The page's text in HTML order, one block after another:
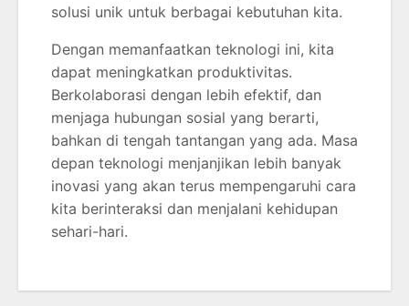
solusi unik untuk berbagai kebutuhan kita.
Dengan memanfaatkan teknologi ini, kita
dapat meningkatkan produktivitas.
Berkolaborasi dengan lebih efektif, dan
menjaga hubungan sosial yang berarti,
bahkan di tengah tantangan yang ada. Masa
depan teknologi menjanjikan lebih banyak
inovasi yang akan terus mempengaruhi cara
kita berinteraksi dan menjalani kehidupan
sehari-hari.